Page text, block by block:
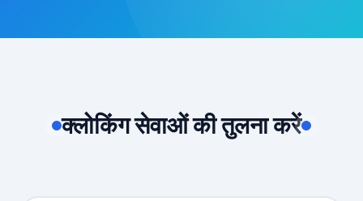
क्लोकिंग सेवाओं की तुलना करें